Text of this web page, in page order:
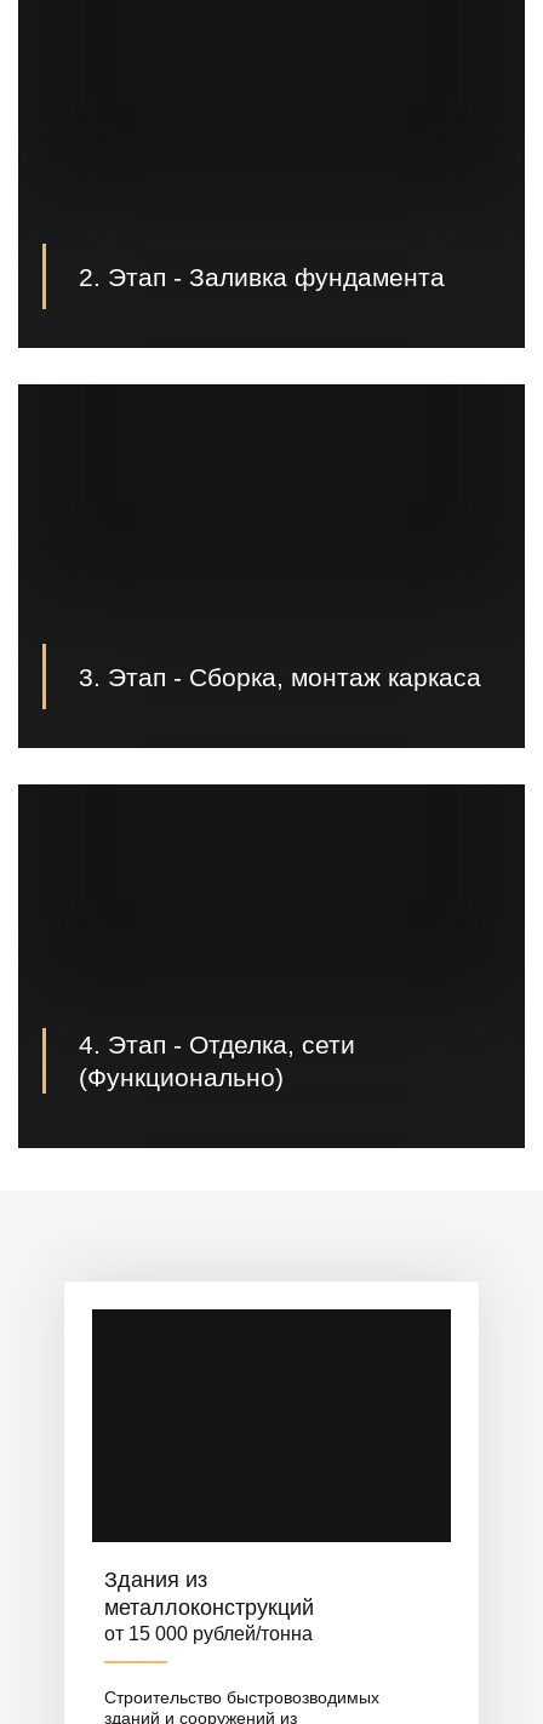
2. Этап - Заливка фундамента
3. Этап - Сборка, монтаж каркаса
4. Этап - Отделка, сети
(Функционально)
Здания из
металлоконструкций
от 15 000 рублей/тонна
Строительство быстровозводимых
зданий и сооружений из